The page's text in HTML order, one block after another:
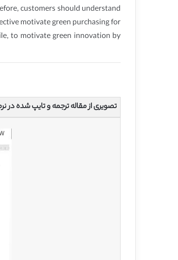
customers should understand
motivate green purchasing for
to motivate green innovation by
تصویری از مقاله ترجمه و تایپ شده در